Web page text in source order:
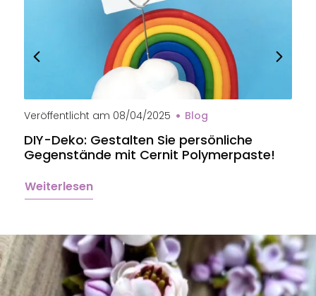
Veröffentlicht am 08/04/2025 Blog
DIY-Deko: Gestalten Sie persönliche
Gegenstände mit Cernit Polymerpaste!
Weiterlesen